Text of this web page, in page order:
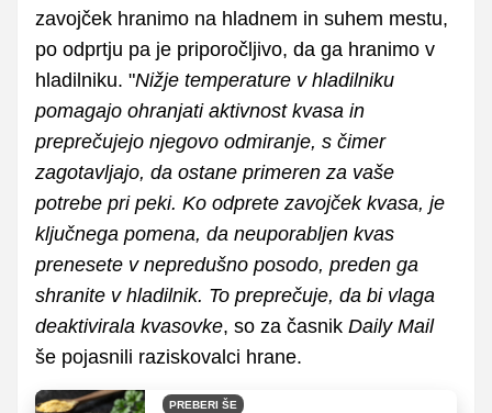
zavojček hranimo na hladnem in suhem mestu,
po odprtju pa je priporočljivo, da ga hranimo v
hladilniku. "Nižje temperature v hladilniku
pomagajo ohranjati aktivnost kvasa in
preprečujejo njegovo odmiranje, s čimer
zagotavljajo, da ostane primeren za vaše
potrebe pri peki. Ko odprete zavojček kvasa, je
ključnega pomena, da neuporabljen kvas
prenesete v nepredušno posodo, preden ga
shranite v hladilnik. To preprečuje, da bi vlaga
deaktivirala kvasovke, so za časnik Daily Mail
še pojasnili raziskovalci hrane.
PREBERI ŠE